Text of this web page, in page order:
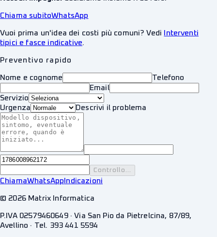
Chiama subitoWhatsApp
Vuoi prima un'idea dei costi più comuni? Vedi
Interventi
tipici e fasce indicative.
Preventivo rapido
Nome e cognome
Telefono
Email
Servizio
Urgenza
Descrivi il problema
Controllo...
ChiamaWhatsApp Indicazioni
© 2026Matrix Informatica
P.IVA 02579460649 · Via San Pio da Pietrelcina, 87/89,
Avellino · Tel. 393 441 5594